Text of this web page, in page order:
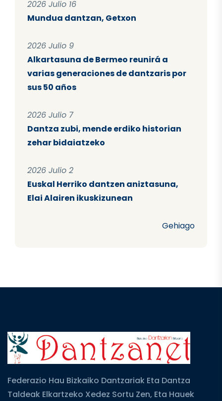
2026 Julio 16
Mundua dantzan, Getxon
2026 Julio 9
Alkartasuna de Bermeo reunirá a
varias generaciones de dantzaris por
sus 50 años
2026 Julio 7
Dantza zubi, mende erdiko historian
zehar bidaiatzeko
2026 Julio 2
Euskal Herriko dantzen aniztasuna,
Elai Alairen ikuskizunean
Gehiago
Federazio Hau Bizkaiko Dantzariak Eta Dantza
Taldeak Elkartzeko Xedez Sortu Zen, Eta Hauek